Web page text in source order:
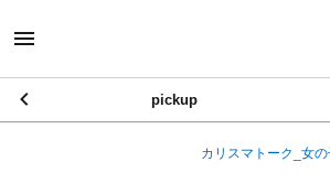
pickup
カリスマトーク_女